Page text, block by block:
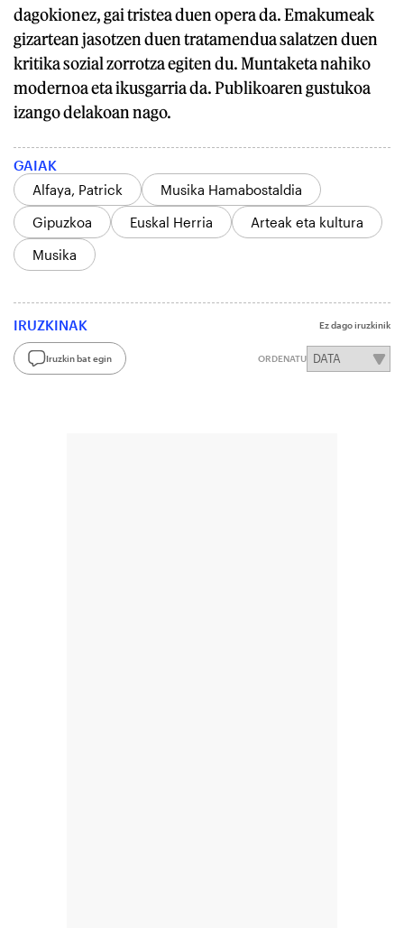
dagokionez, gai tristea duen opera da. Emakumeak
gizartean jasotzen duen tratamendua salatzen duen
kritika sozial zorrotza egiten du. Muntaketa nahiko
modernoa eta ikusgarria da. Publikoaren gustukoa
izango delakoan nago.
GAIAK
Alfaya, Patrick
Musika Hamabostaldia
Gipuzkoa
Euskal Herria
Arteak eta kultura
Musika
IRUZKINAK Ez dago iruzkinik
Iruzkin bat egin ORDENATU